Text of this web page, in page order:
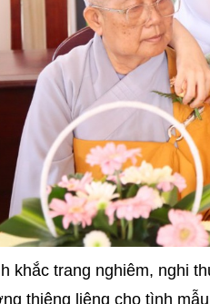
khắc trang nghiêm, nghi
thiêng liêng cho tình